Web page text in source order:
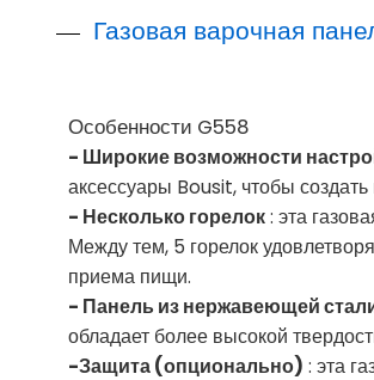
Газовая варочная
Особенности G558
- Широкие возможности
аксессуары Bousit, чтобы
- Несколько горелок: эта
Между тем, 5 горелок
приема пищи.
- Панель из нержавеющей
обладает более высокой
-Защита (опционально) : эта